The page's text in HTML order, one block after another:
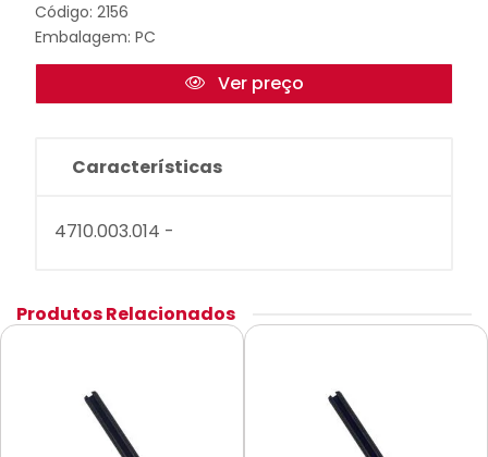
Código: 2156
Embalagem: PC
Ver preço
Características
4710.003.014 -
Produtos Relacionados